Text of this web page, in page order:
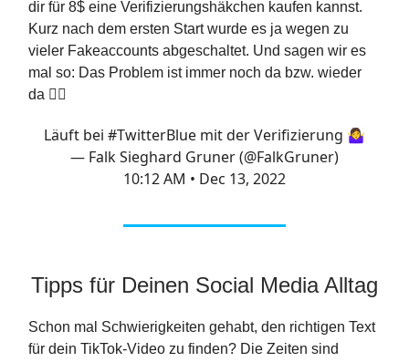
dir für 8$ eine Verifizierungshäkchen kaufen kannst.
Kurz nach dem ersten Start wurde es ja wegen zu
vieler Fakeaccounts abgeschaltet. Und sagen wir es
mal so: Das Problem ist immer noch da bzw. wieder
da 🤷‍♀️
Läuft bei #TwitterBlue mit der Verifizierung 🤷‍♀️
— Falk Sieghard Gruner (@FalkGruner)
10:12 AM • Dec 13, 2022
Tipps für Deinen Social Media Alltag
Schon mal Schwierigkeiten gehabt, den richtigen Text
für dein TikTok-Video zu finden? Die Zeiten sind